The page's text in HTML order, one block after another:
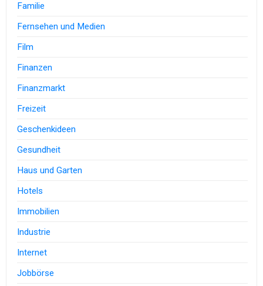
Familie
Fernsehen und Medien
Film
Finanzen
Finanzmarkt
Freizeit
Geschenkideen
Gesundheit
Haus und Garten
Hotels
Immobilien
Industrie
Internet
Jobbörse